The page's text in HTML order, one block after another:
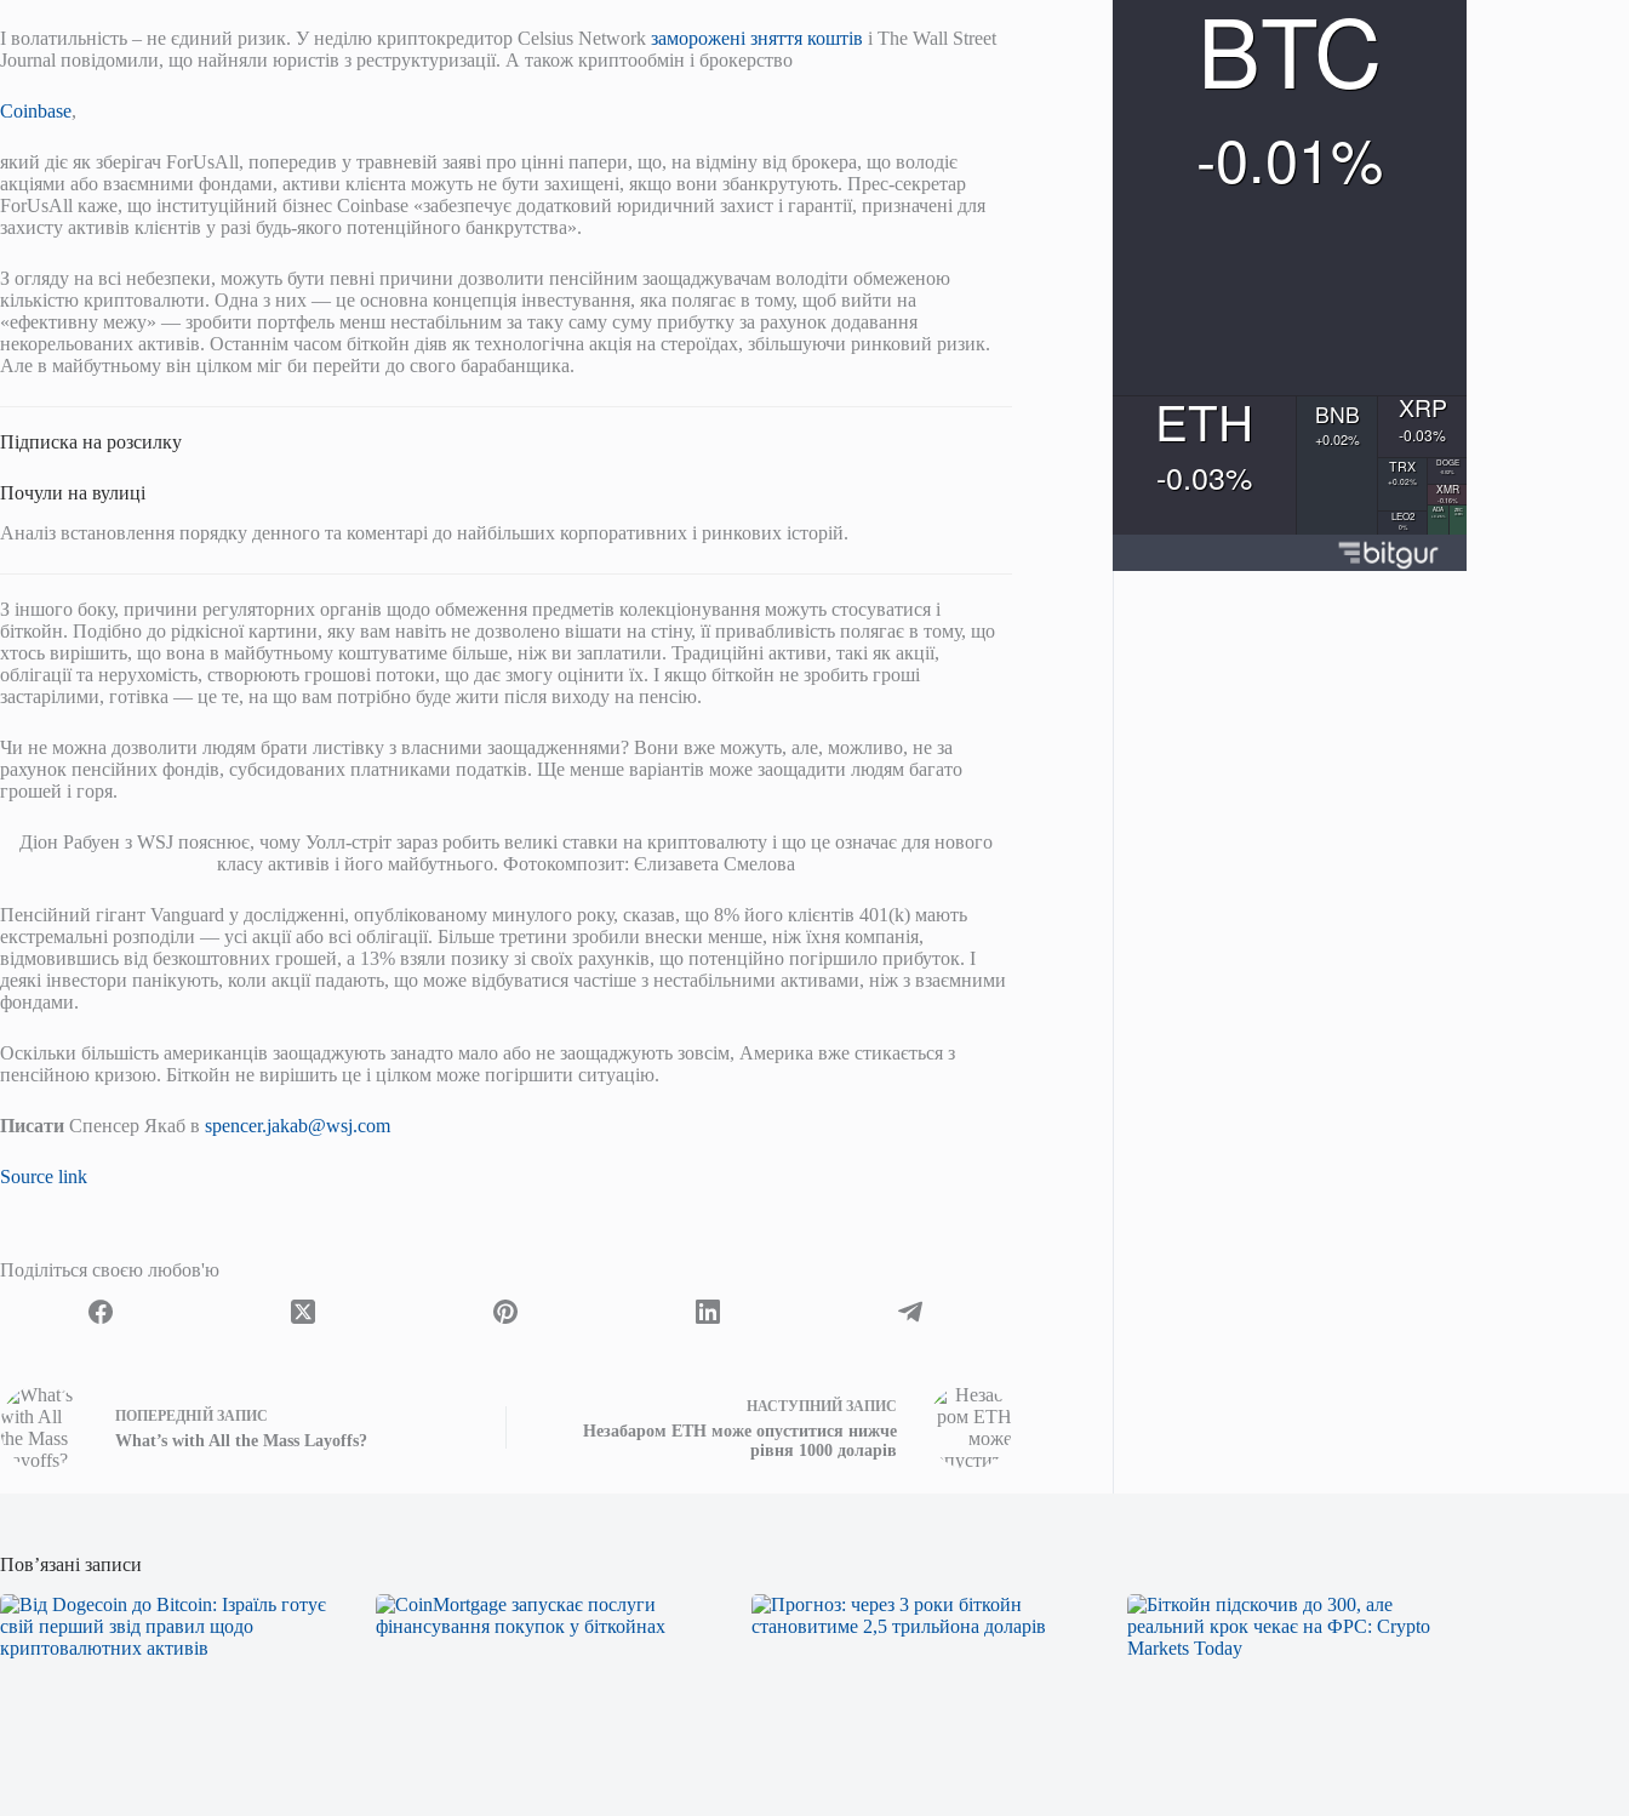
І волатильність – не єдиний ризик. У неділю криптокредитор Celsius Network заморожені зняття коштів і The Wall Street
Journal повідомили, що найняли юристів з реструктуризації. А також криптообмін і брокерство
Coinbase,
який діє як зберігач ForUsAll, попередив у травневій заяві про цінні папери, що, на відміну від брокера, що володіє
акціями або взаємними фондами, активи клієнта можуть не бути захищені, якщо вони збанкрутують. Прес-секретар
ForUsAll каже, що інституційний бізнес Coinbase «забезпечує додатковий юридичний захист і гарантії, призначені для
захисту активів клієнтів у разі будь-якого потенційного банкрутства».
З огляду на всі небезпеки, можуть бути певні причини дозволити пенсійним заощаджувачам володіти обмеженою
кількістю криптовалюти. Одна з них — це основна концепція інвестування, яка полягає в тому, щоб вийти на
«ефективну межу» — зробити портфель менш нестабільним за таку саму суму прибутку за рахунок додавання
некорельованих активів. Останнім часом біткойн діяв як технологічна акція на стероїдах, збільшуючи ринковий ризик.
Але в майбутньому він цілком міг би перейти до свого барабанщика.
Підписка на розсилку
Почули на вулиці
Аналіз встановлення порядку денного та коментарі до найбільших корпоративних і ринкових історій.
З іншого боку, причини регуляторних органів щодо обмеження предметів колекціонування можуть стосуватися і
біткойн. Подібно до рідкісної картини, яку вам навіть не дозволено вішати на стіну, її привабливість полягає в тому, що
хтось вирішить, що вона в майбутньому коштуватиме більше, ніж ви заплатили. Традиційні активи, такі як акції,
облігації та нерухомість, створюють грошові потоки, що дає змогу оцінити їх. І якщо біткойн не зробить гроші
застарілими, готівка — це те, на що вам потрібно буде жити після виходу на пенсію.
Чи не можна дозволити людям брати листівку з власними заощадженнями? Вони вже можуть, але, можливо, не за
рахунок пенсійних фондів, субсидованих платниками податків. Ще менше варіантів може заощадити людям багато
грошей і горя.
Діон Рабуен з WSJ пояснює, чому Уолл-стріт зараз робить великі ставки на криптовалюту і що це означає для нового
класу активів і його майбутнього. Фотокомпозит: Єлизавета Смелова
Пенсійний гігант Vanguard у дослідженні, опублікованому минулого року, сказав, що 8% його клієнтів 401(k) мають
екстремальні розподіли — усі акції або всі облігації. Більше третини зробили внески менше, ніж їхня компанія,
відмовившись від безкоштовних грошей, а 13% взяли позику зі своїх рахунків, що потенційно погіршило прибуток. І
деякі інвестори панікують, коли акції падають, що може відбуватися частіше з нестабільними активами, ніж з взаємними
фондами.
Оскільки більшість американців заощаджують занадто мало або не заощаджують зовсім, Америка вже стикається з
пенсійною кризою. Біткойн не вирішить це і цілком може погіршити ситуацію.
Писати Спенсер Якаб в spencer.jakab@wsj.com
Source link
Поділіться своєю любов'ю
ПОПЕРЕДНІЙ ЗАПИС
What’s with All the Mass Layoffs?
НАСТУПНИЙ ЗАПИС
Незабаром ETH може опуститися нижче
рівня 1000 доларів
Пов’язані записи